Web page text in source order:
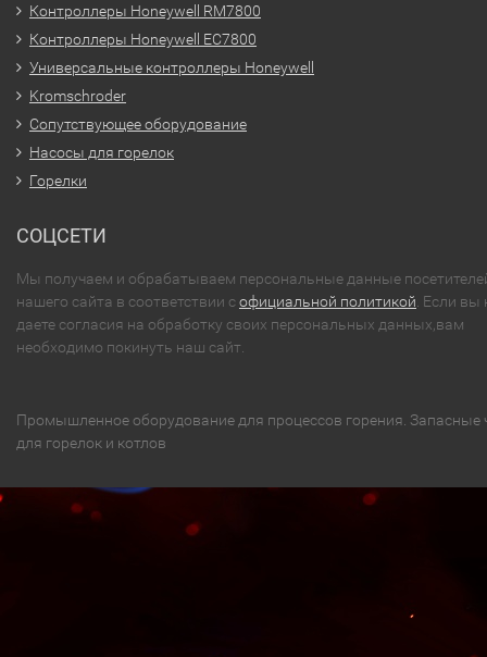
Контроллеры Honeywell RM7800
Контроллеры Honeywell EC7800
Универсальные контроллеры Honeywell
Kromschroder
Сопутствующее оборудование
Насосы для горелок
Горелки
СОЦСЕТИ
Мы получаем и обрабатываем персональные данные
нашего сайта в соответствии софициальной политикой . Если вы
даете согласия на обработку своих персональных данных,вам
необходимо покинуть наш сайт.
Промышленное оборудование для процессов горения. Запасные
для горелок и котлов